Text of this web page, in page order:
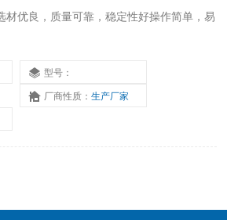
材优良，质量可靠，稳定性好操作简单，易
型号：
厂商性质： 生产厂家